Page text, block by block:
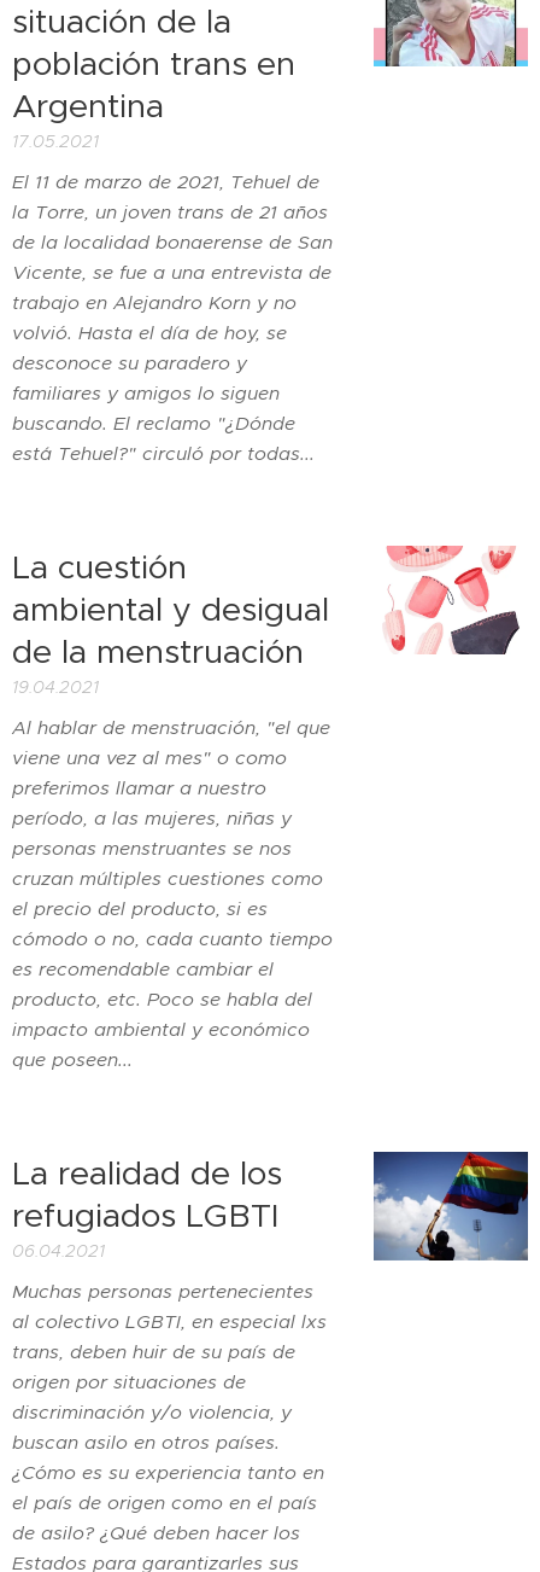
situación de la
población trans en
Argentina
17.05.2021
El 11 de marzo de 2021, Tehuel de
la Torre, un joven trans de 21 años
de la localidad bonaerense de San
Vicente, se fue a una entrevista de
trabajo en Alejandro Korn y no
volvió. Hasta el día de hoy, se
desconoce su paradero y
familiares y amigos lo siguen
buscando. El reclamo "¿Dónde
está Tehuel?" circuló por todas...
La cuestión
ambiental y desigual
de la menstruación
19.04.2021
Al hablar de menstruación, "el que
viene una vez al mes" o como
preferimos llamar a nuestro
período, a las mujeres, niñas y
personas menstruantes se nos
cruzan múltiples cuestiones como
el precio del producto, si es
cómodo o no, cada cuanto tiempo
es recomendable cambiar el
producto, etc. Poco se habla del
impacto ambiental y económico
que poseen...
La realidad de los
refugiados LGBTI
06.04.2021
Muchas personas pertenecientes
al colectivo LGBTI, en especial lxs
trans, deben huir de su país de
origen por situaciones de
discriminación y/o violencia, y
buscan asilo en otros países.
¿Cómo es su experiencia tanto en
el país de origen como en el país
de asilo? ¿Qué deben hacer los
Estados para garantizarles sus